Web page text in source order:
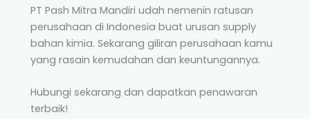
PT Pash Mitra Mandiri udah nemenin ratusan
perusahaan di Indonesia buat urusan supply
bahan kimia. Sekarang giliran perusahaan kamu
yang rasain kemudahan dan keuntungannya.
Hubungi sekarang dan dapatkan penawaran
terbaik!